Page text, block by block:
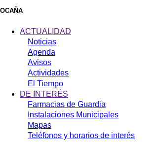
enlaces
de
ayuda
navegación
OCAÑA
ACTUALIDAD
Noticias
Agenda
Avisos
Actividades
El Tiempo
DE INTERÉS
Farmacias de Guardia
Instalaciones Municipales
Mapas
Teléfonos y horarios de interés